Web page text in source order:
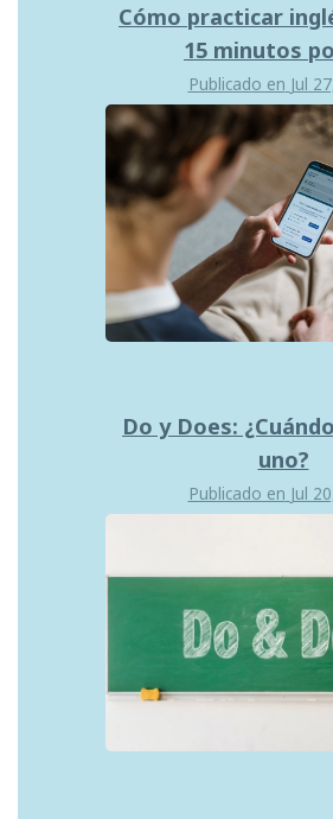
Cómo practicar
15 minutos
Publicado en Jul
Do y Does:
uno?
Publicado en Jul